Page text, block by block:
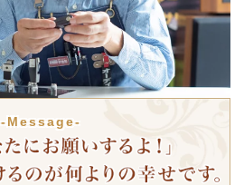
-Message-